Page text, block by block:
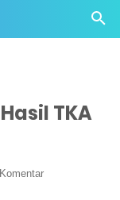
TKA